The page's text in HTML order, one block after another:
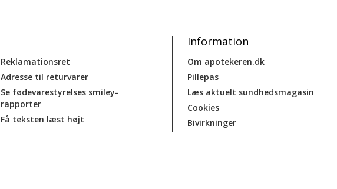
Reklamationsret
Adresse til returvarer
Se fødevarestyrelses smiley-
rapporter
Få teksten læst højt
Information
Om apotekeren.dk
Pillepas
Læs aktuelt sundhedsmagasin
Cookies
Bivirkninger